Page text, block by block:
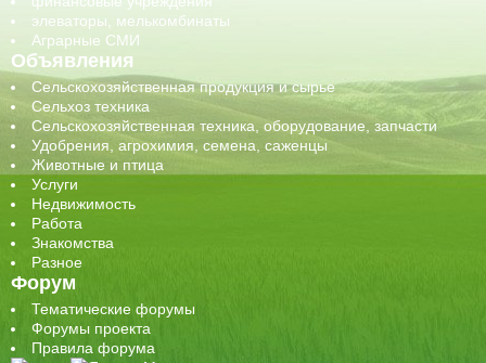
элеваторы, мелькомбинаты
Аграрные СМИ
Объявления
Сельскохозяйственная продукция и сырье
Сельхоз техника
Сельскохозяйственная техника, оборудование, запчасти
Удобрения, агрохимия, семена, саженцы
Животные и птица
Услуги
Недвижимость
Работа
Знакомства
Разное
Форум
Тематические форумы
Форумы проекта
Правила форума